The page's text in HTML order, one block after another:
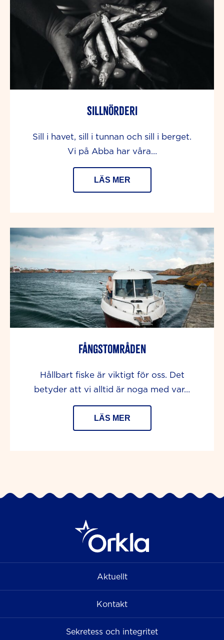
Sillnörderi
Sill i havet, sill i tunnan och sill i berget.
Vi på Abba har våra…
LÄS MER
Fångstområden
Hållbart fiske är viktigt för oss. Det
betyder att vi alltid är noga med var…
LÄS MER
Aktuellt
Kontakt
Sekretess och integritet